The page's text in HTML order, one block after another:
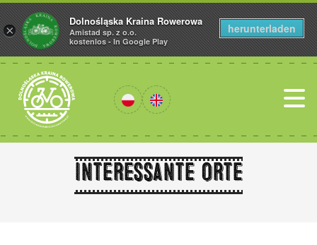
Interessante Orte
×
Dolnośląska Kraina Rowerowa
Amistad sp. z o.o.
kostenlos - In Google Play
herunterladen